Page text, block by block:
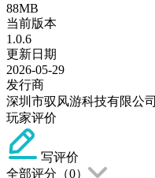
88MB
当前版本
1.0.6
更新日期
2026-05-29
发行商
深圳市驭风游科技有限公司
玩家评价
写评价
全部评分（0）